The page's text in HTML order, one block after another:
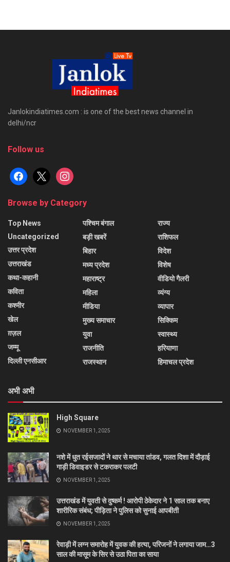
Janlokindiatimes.com : is one of the best news channel in
delhi/ncr
Follow us
facebook
x instagram
Browse by Category
Top News
Uncategorized
उत्तर प्रदेश
उत्तराखंड
कथा-कहानी
कविता
कश्मीर
खेल
ग़ज़ल
जम्मू
दिल्ली एनसीआर
पश्चिम बंगाल
बड़ी खबरें
बिहार
मध्य प्रदेश
महाराष्ट्र
महिला
मीडिया
मुख्य समाचार
युवा
राजनीति
राजस्थान
राज्य
राशिफल
विदेश
विशेष
वीडियो गैलरी
व्यंग्य
व्यापार
सिक्किम
स्वास्थ्य
हरियाणा
हिमाचल प्रदेश
अभी अभी
High Square
NOVEMBER 1, 2025
नशे में धुत रईसजादों ने थार से मचाया तांडव, गलत दिशा में दौड़ाई
गाड़ी डिवाइडर से टकराकर पलटी
NOVEMBER 1, 2025
उत्तराखंड में युवती से दुष्कर्म ! आरोपी ठेकेदार ने 1 साल तक बनाए
शारीरिक संबंध; पीड़िता ने पुलिस को सुनाई आपबीती
NOVEMBER 1, 2025
रेवाड़ी में लग्न समारोह में युवक की हत्या, परिजनों ने लगाया जाम…3
साल की मासूम के सिर से उठा पिता का साया